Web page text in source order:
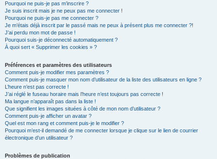
Pourquoi ne puis-je pas m’inscrire ?
Je suis inscrit mais je ne peux pas me connecter !
Pourquoi ne puis-je pas me connecter ?
Je m’étais déjà inscrit par le passé mais ne peux à présent plus me connecter ?!
J’ai perdu mon mot de passe !
Pourquoi suis-je déconnecté automatiquement ?
À quoi sert « Supprimer les cookies » ?
Préférences et paramètres des utilisateurs
Comment puis-je modifier mes paramètres ?
Comment puis-je masquer mon nom d’utilisateur de la liste des utilisateurs en ligne ?
L’heure n’est pas correcte !
J’ai réglé le fuseau horaire mais l’heure n’est toujours pas correcte !
Ma langue n’apparaît pas dans la liste !
Que signifient les images situées à côté de mon nom d’utilisateur ?
Comment puis-je afficher un avatar ?
Quel est mon rang et comment puis-je le modifier ?
Pourquoi m’est-il demandé de me connecter lorsque je clique sur le lien de courrier
électronique d’un utilisateur ?
Problèmes de publication